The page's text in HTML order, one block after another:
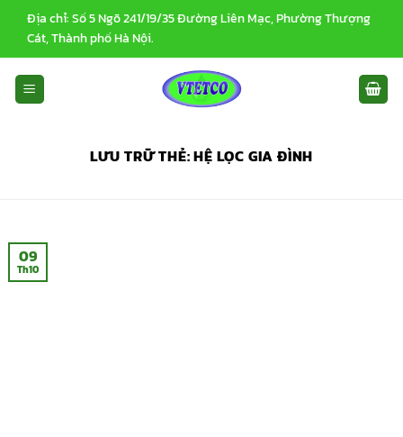
nội
dung
Địa chỉ: Số 5 Ngõ 241/19/35 Đường Liên Mạc, Phường Thượng
Cát, Thành phố Hà Nội.
LƯU TRỮ THẺ:HỆ LỌC GIA ĐÌNH
09
Th10